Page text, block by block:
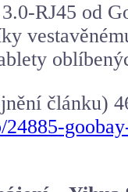
RJ45 od
článku)